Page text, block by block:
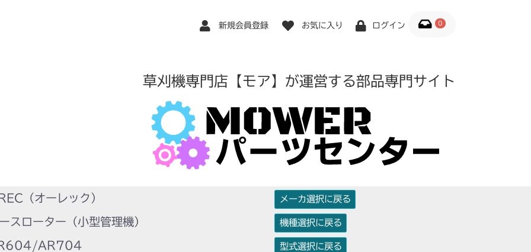
新規会員登録 お気に入り ログイン 0
草刈機専門店【モア】が運営する部品専門サイト
（オーレック）
ローター（小型管理機）
AR704
メーカ選択に戻る
機種選択に戻る
型式選択に戻る